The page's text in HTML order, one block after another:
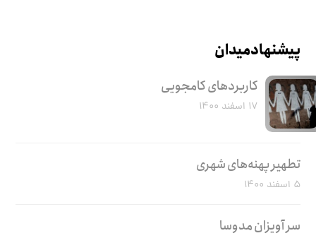
پیشنهاد میدان
کاربرد‌های کامجویی
۱۷ اسفند ۱۴۰۰
تطهیر پهنه‌های شهری
۵ اسفند ۱۴۰۰
سر آویزان مدوسا